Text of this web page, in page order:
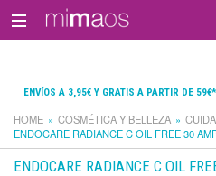
ENVÍOS A 3,95€ Y GRATIS A PARTIR DE
HOME COSMÉTICA Y BELLEZA
ENDOCARE RADIANCE C OIL FREE 30
ENDOCARE RADIANCE C OIL